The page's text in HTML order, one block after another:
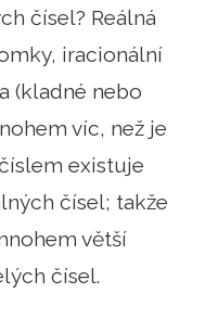
čísel? Reálná
iracionální
(kladné nebo
víc, než je
existuje
čísel; takže
větší
čísel.